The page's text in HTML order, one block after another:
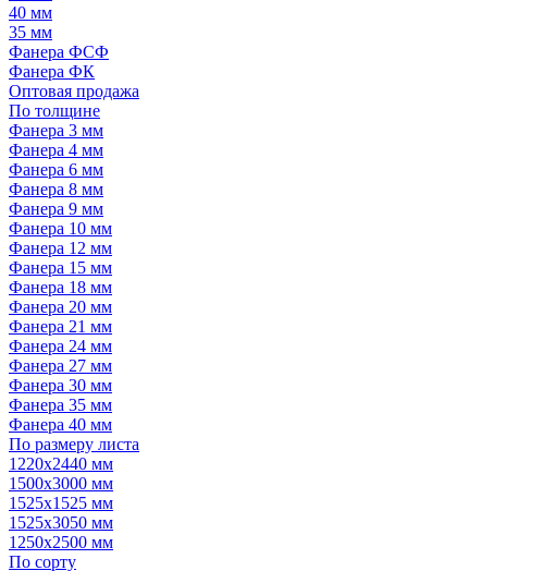
40 мм
35 мм
Фанера ФСФ
Фанера ФК
Оптовая продажа
По толщине
Фанера 3 мм
Фанера 4 мм
Фанера 6 мм
Фанера 8 мм
Фанера 9 мм
Фанера 10 мм
Фанера 12 мм
Фанера 15 мм
Фанера 18 мм
Фанера 20 мм
Фанера 21 мм
Фанера 24 мм
Фанера 27 мм
Фанера 30 мм
Фанера 35 мм
Фанера 40 мм
По размеру листа
1220х2440 мм
1500х3000 мм
1525x1525 мм
1525х3050 мм
1250х2500 мм
По сорту